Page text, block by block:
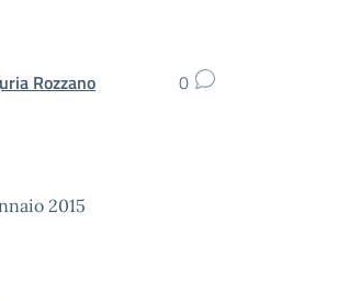
Rozzano 0
2015